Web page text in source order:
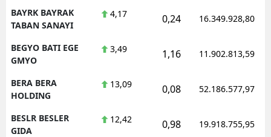
BAYRK BAYRAK
TABAN SANAYI
4,17 0,24 16.349.928,80
BEGYO BATI EGE
GMYO
3,49 1,16 11.902.813,59
BERA BERA
HOLDING
13,09 0,08 52.186.577,97
BESLR BESLER
GIDA
12,42 0,98 19.918.755,95